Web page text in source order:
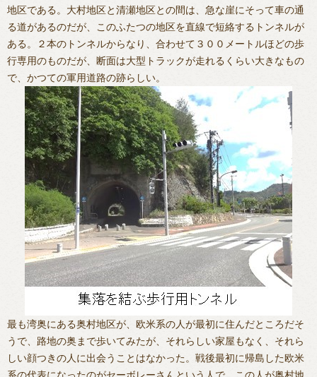
地区である。大村地区と清瀬地区との間は、急な崖にそって車の通
る道があるのだが、このふたつの地区を直線で短絡するトンネルが
ある。２本のトンネルからなり、合わせて３００メートルほどの歩
行専用のものだが、断面は大型トラックが走れるくらい大きなもの
で、かつての軍用道路の跡らしい。
最も湾奥にある奥村地区が、欧米系の人が最初に住んだところだそ
うで、路地の奥まで歩いてみたが、それらしい家屋もなく、それら
しい顔つきの人に出会うことはなかった。戦後最初に帰島した欧米